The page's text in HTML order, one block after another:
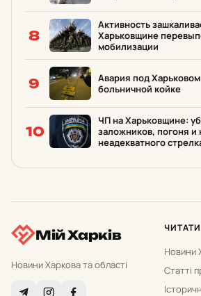
8
Активность
Харьковщине
мобилизации
9
Авария под
больничной койке
10
ЧП на Харьковщине:
заложников, погоня и
неадекватного
Мій Харків
Новини Харкова та області
ЧИТАТИ
Новини
Статті